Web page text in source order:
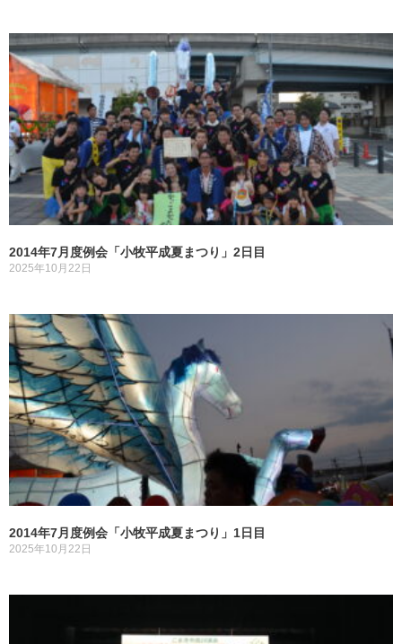
2014年7月度例会「小牧平成夏まつり」2日目
2025年10月22日
2014年7月度例会「小牧平成夏まつり」1日目
2025年10月22日